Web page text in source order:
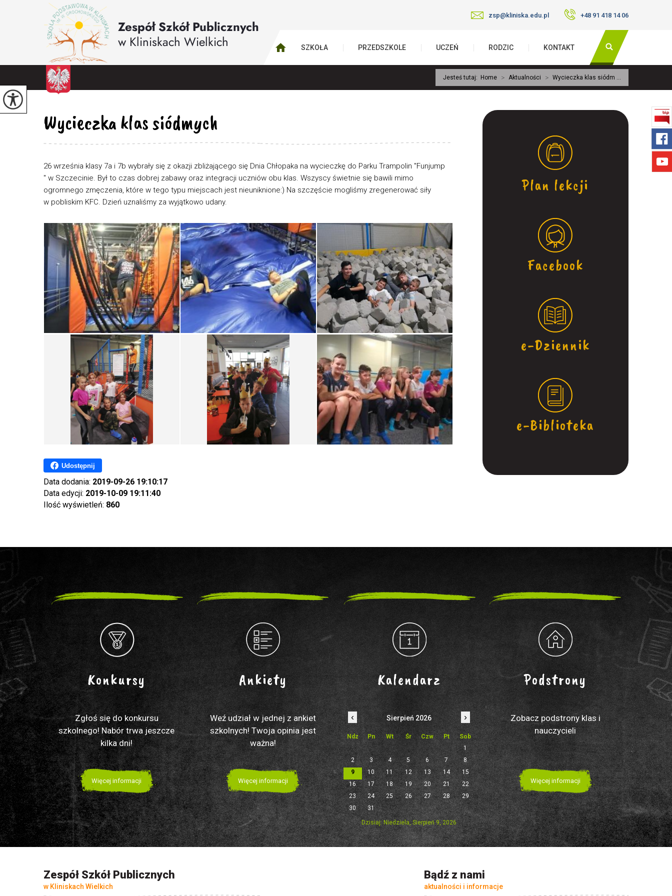
zsp@kliniska.edu.pl +48 91 418 14 06
SZKOŁA PRZEDSZKOLE UCZEŃ RODZIC KONTAKT
Jesteś tutaj: Home > Aktualności > Wycieczka klas siódm ...
Wycieczka klas siódmych
26 września klasy 7a i 7b wybrały się z okazji zbliżającego się Dnia Chłopaka na wycieczkę do Parku Trampolin "Funjump
" w Szczecinie. Był to czas dobrej zabawy oraz integracji uczniów obu klas. Wszyscy świetnie się bawili mimo
ogromnego zmęczenia, które w tego typu miejscach jest nieuniknione:) Na szczęście mogliśmy zregenerować siły
w pobliskim KFC. Dzień uznaliśmy za wyjątkowo udany.
Udostępnij
Data dodania: 2019-09-26 19:10:17
Data edycji: 2019-10-09 19:11:40
Ilość wyświetleń: 860
Plan lekcji
Facebook
e-Dziennik
e-Biblioteka
Konkursy
Zgłoś się do konkursu
szkolnego! Nabór trwa jeszcze
kilka dni!
Więcej informacji
Ankiety
Weź udział w jednej z ankiet
szkolnych! Twoja opinia jest
ważna!
Więcej informacji
Kalendarz
‹ Sierpień 2026 ›
Ndz Pn Wt Śr Czw Pt
Sob
1
2
3 4 5 6 7
8
9
10 11 12 13 14
15
16
17 18 19 20 21
22
23
24 25 26 27 28
29
30
31
Dzisiaj: Niedziela, Sierpień 9, 2026
Podstrony
Zobacz podstrony klas i
nauczycieli
Więcej informacji
Zespół Szkół Publicznych
w Kliniskach Wielkich
Bądź z nami
aktualności i informacje